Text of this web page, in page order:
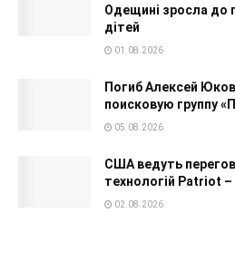
Одещині зросла до
дітей
01.08.2026
Погиб Алексей
поисковую группу
05.08.2026
США ведуть
технологій Patriot –
02.08.2026